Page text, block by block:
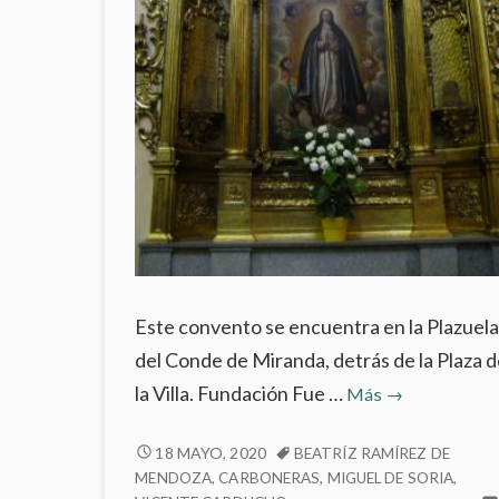
Este convento se encuentra en la Plazuela
del Conde de Miranda, detrás de la Plaza
la Villa. Fundación Fue … Más Convento
Corpus
Cristi
→
CONVENTO
DE
18 MAYO, 2020
BEATRÍZ RAMÍREZ DE
MENDOZA,CARBONERAS, MIGUEL DE SORIA,